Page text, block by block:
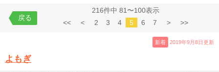
216件中 81〜100表示
<<
< 2 3 4 5 6 7 > >>
戻る
新着 2019年9月8日更新
よもぎ